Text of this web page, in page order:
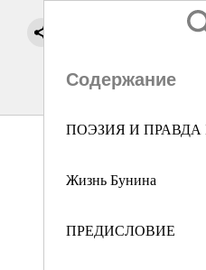
Содержание
ПОЭЗИЯ И ПРАВДА
Жизнь Бунина
ПРЕДИСЛОВИЕ